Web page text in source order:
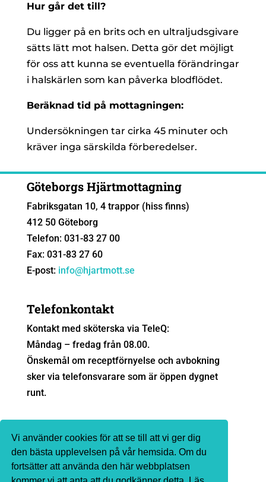
Vi använder cookies för att se till att vi ger dig
den bästa upplevelsen på vår hemsida. Om du
fortsätter att använda den här webbplatsen
Hur går det till?
Du ligger på en brits och en ultraljudsgivare
sätts lätt mot halsen. Detta gör det möjligt
för oss att kunna se eventuella förändringar
i halskärlen som kan påverka blodflödet.
Beräknad tid på mottagningen:
Undersökningen tar cirka 45 minuter och
kräver inga särskilda förberedelser.
Göteborgs Hjärtmottagning
Fabriksgatan 10, 4 trappor (hiss finns)
412 50 Göteborg
Telefon: 031-83 27 00
Fax: 031-83 27 60
E-post: info@hjartmott.se
Telefonkontakt
Kontakt med sköterska via TeleQ:
Måndag – fredag från 08.00.
Önskemål om receptförnyelse och avbokning
sker via telefonsvarare som är öppen dygnet
runt.
Sjukvårdsrådgivning
Ingen sjukvårdsrådgivning sker via e-post. Vi
hänvisar till1177.seeller telefon 1177 för